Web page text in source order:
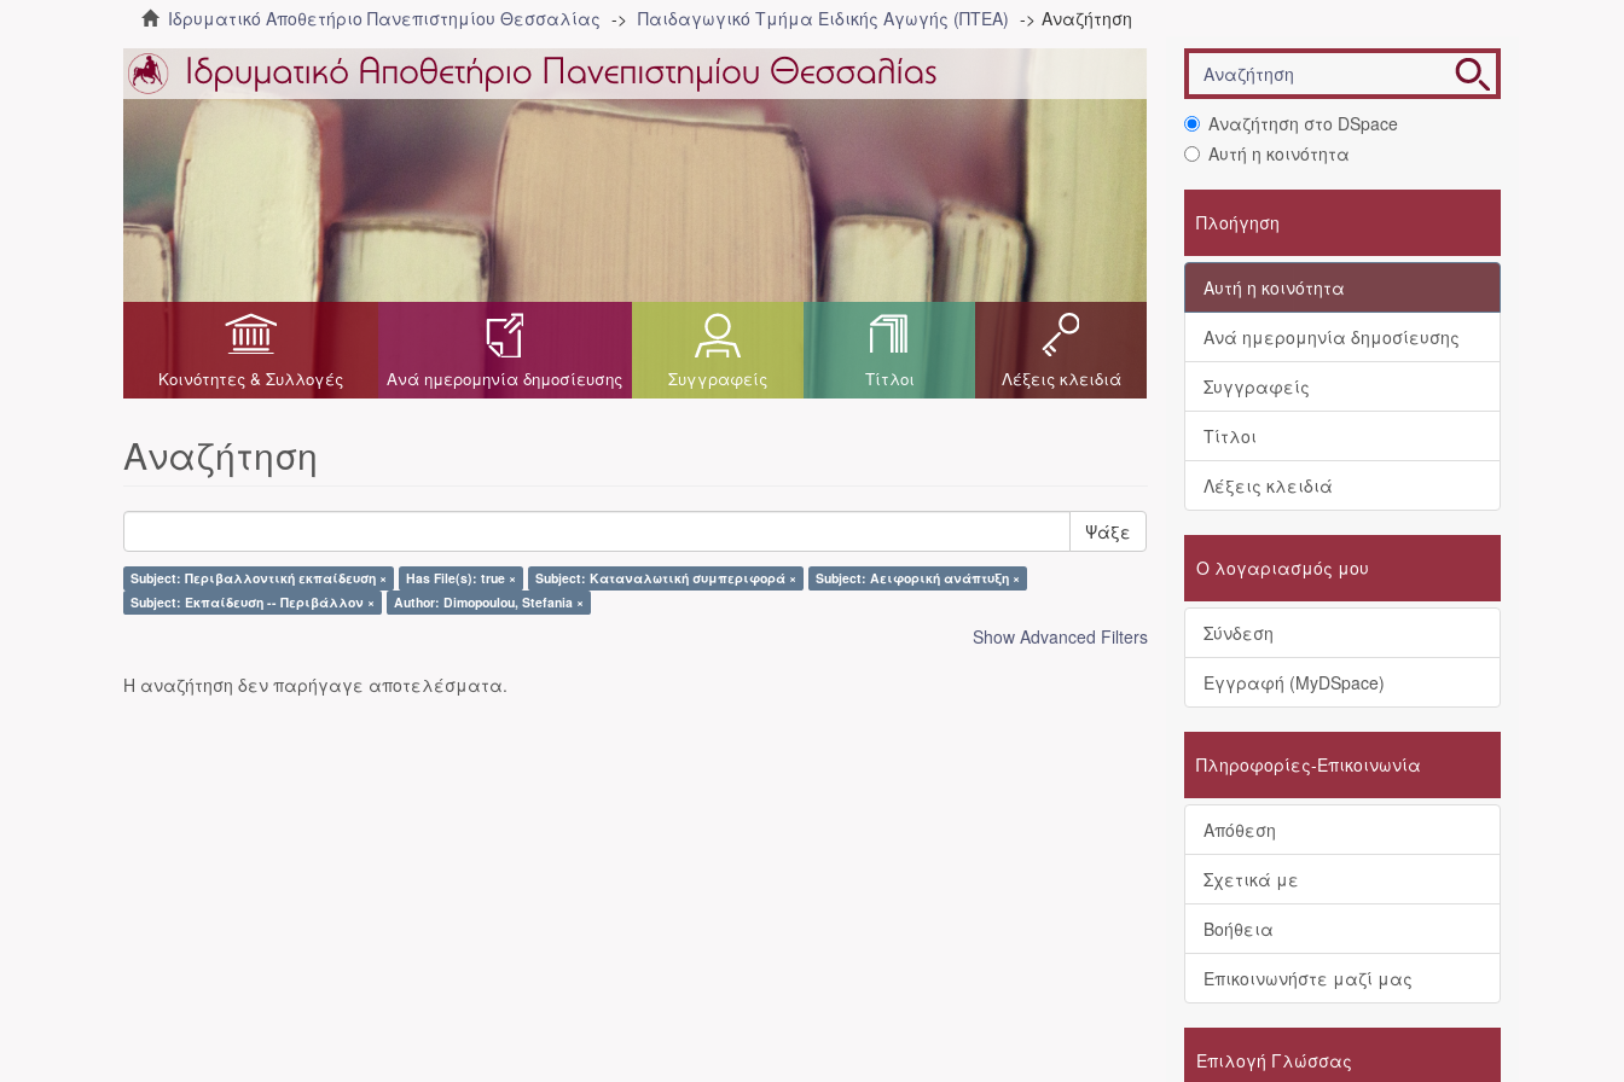
Ιδρυματικό Αποθετήριο Πανεπιστημίου Θεσσαλίας Παιδαγωγικό Τμήμα Ειδικής Αγωγής (ΠΤΕΑ) Αναζήτηση
Κοινότητες & Συλλογές Ανά ημερομηνία δημοσίευσης Συγγραφείς Τίτλοι Λέξεις κλειδιά
Αναζήτηση
Ψάξε
Subject: Περιβαλλοντική εκπαίδευση × Has File(s): true × Subject: Καταναλωτική συμπεριφορά ×
Subject: Αειφορική ανάπτυξη ×
Subject: Εκπαίδευση -- Περιβάλλον ×
Author: Dimopoulou, Stefania ×
Show Advanced Filters
Η αναζήτηση δεν παρήγαγε αποτελέσματα.
Αναζήτηση στο DSpace
Αυτή η κοινότητα
Πλοήγηση
Αυτή η κοινότητα
Ανά ημερομηνία δημοσίευσης
Συγγραφείς
Τίτλοι
Λέξεις κλειδιά
Ο λογαριασμός μου
Σύνδεση
Εγγραφή (MyDSpace)
Πληροφορίες-Επικοινωνία
Απόθεση
Σχετικά με
Βοήθεια
Επικοινωνήστε μαζί μας
Επιλογή Γλώσσας